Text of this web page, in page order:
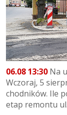
06.08 13:30 Na
Wczoraj, 5
chodników. Ile
etap remontu